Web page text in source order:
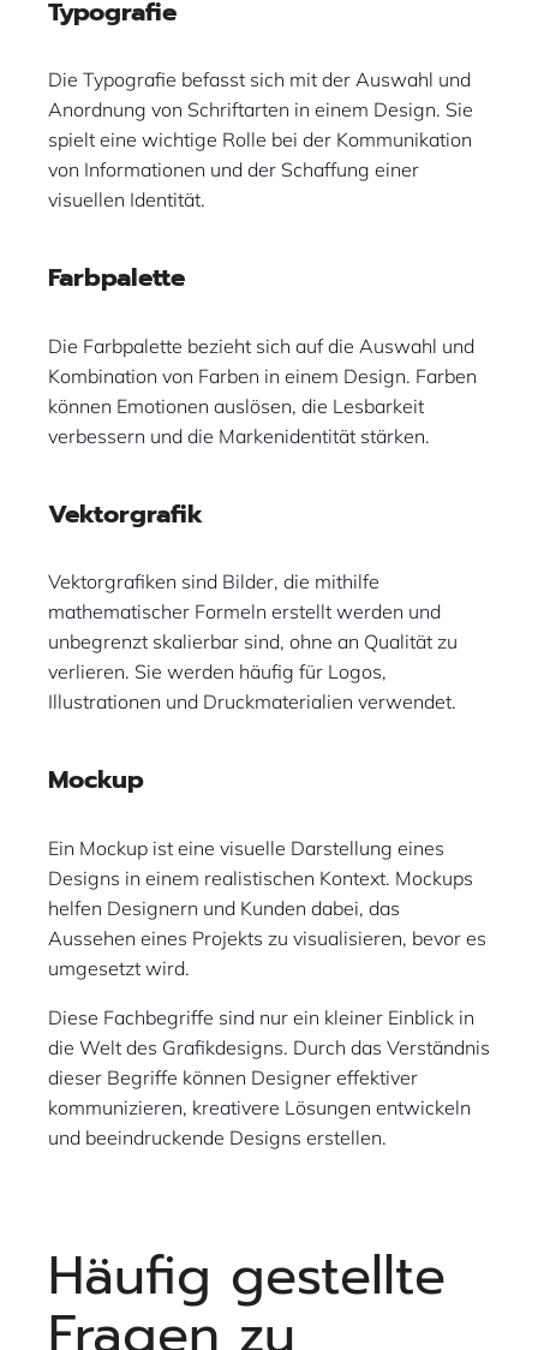
Typografie
Die Typografie befasst sich mit der Auswahl und
Anordnung von Schriftarten in einem Design. Sie
spielt eine wichtige Rolle bei der Kommunikation
von Informationen und der Schaffung einer
visuellen Identität.
Farbpalette
Die Farbpalette bezieht sich auf die Auswahl und
Kombination von Farben in einem Design. Farben
können Emotionen auslösen, die Lesbarkeit
verbessern und die Markenidentität stärken.
Vektorgrafik
Vektorgrafiken sind Bilder, die mithilfe
mathematischer Formeln erstellt werden und
unbegrenzt skalierbar sind, ohne an Qualität zu
verlieren. Sie werden häufig für Logos,
Illustrationen und Druckmaterialien verwendet.
Mockup
Ein Mockup ist eine visuelle Darstellung eines
Designs in einem realistischen Kontext. Mockups
helfen Designern und Kunden dabei, das
Aussehen eines Projekts zu visualisieren, bevor es
umgesetzt wird.
Diese Fachbegriffe sind nur ein kleiner Einblick in
die Welt des Grafikdesigns. Durch das Verständnis
dieser Begriffe können Designer effektiver
kommunizieren, kreativere Lösungen entwickeln
und beeindruckende Designs erstellen.
Häufig gestellte